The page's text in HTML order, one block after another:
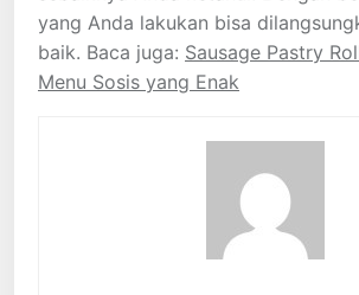
yang Anda lakukan bisa
baik. Baca juga: Sausage Pastry
Menu Sosis yang Enak